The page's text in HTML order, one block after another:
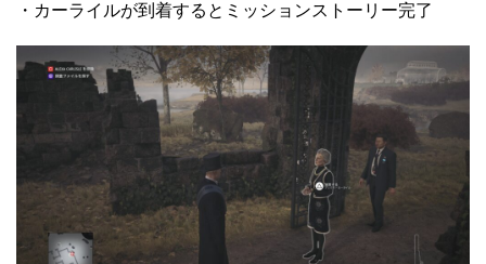
・カーライルが到着するとミッションストーリー完了